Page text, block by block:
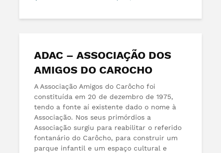
ADAC – ASSOCIAÇÃO DOS
AMIGOS DO CAROCHO
A Associação Amigos do Carôcho foi
constituída em 20 de dezembro de 1975,
tendo a fonte aí existente dado o nome à
Associação. Nos seus primórdios a
Associação surgiu para reabilitar o referido
fontanário do Carôcho, para construir um
parque infantil e um espaço cultural e